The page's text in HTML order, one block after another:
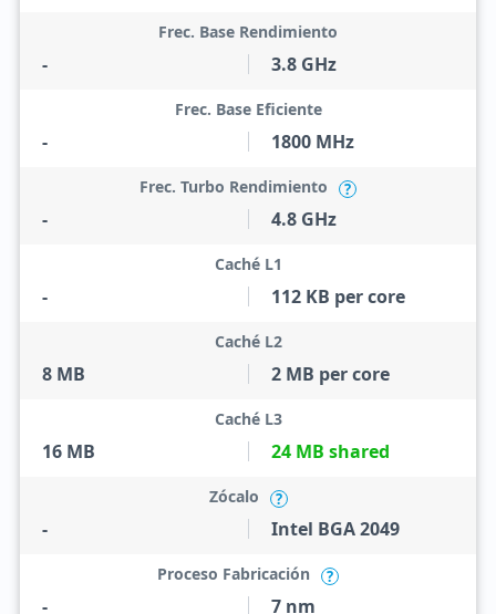
-
Frec. Base Rendimiento
3.8 GHz
-
Frec. Base Eficiente
1800 MHz
-
Frec. Turbo Rendimiento ?
4.8 GHz
-
Caché L1
112 KB per core
8 MB
Caché L2
2 MB per core
16 MB
Caché L3
24 MB shared
-
Zócalo ?
Intel BGA 2049
-
Proceso Fabricación ?
7 nm